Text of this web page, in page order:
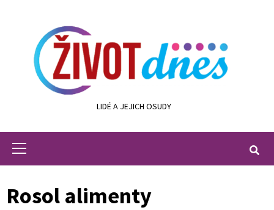
LIDÉ A JEJICH OSUDY
Primary
Rosol alimenty